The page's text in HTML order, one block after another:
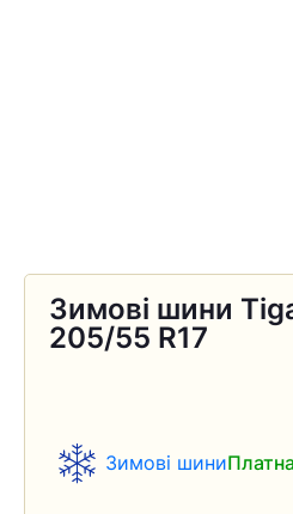
Зимові шини
205/55 R17
Зимові шини